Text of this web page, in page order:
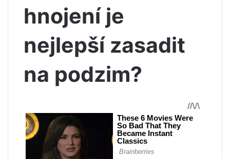
hnojení je
nejlepší zasadit
na podzim?